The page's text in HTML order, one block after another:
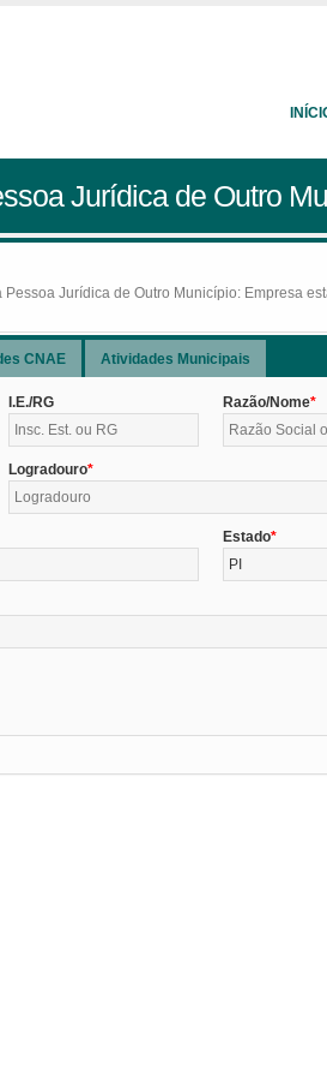
Jurídica de Outro
Jurídica de Outro Município: Empresa
CNAE Atividades Municipais
I.E./RG Razão/Nome
Logradouro
Estado
PI